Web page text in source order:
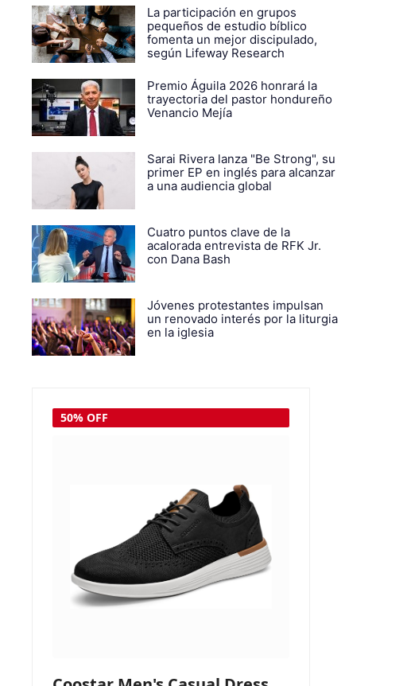
La participación en grupos
pequeños de estudio bíblico
fomenta un mejor discipulado,
según Lifeway Research
Premio Águila 2026 honrará la
trayectoria del pastor hondureño
Venancio Mejía
Sarai Rivera lanza "Be Strong", su
primer EP en inglés para alcanzar
a una audiencia global
Cuatro puntos clave de la
acalorada entrevista de RFK Jr.
con Dana Bash
Jóvenes protestantes impulsan
un renovado interés por la liturgia
en la iglesia
50% OFF